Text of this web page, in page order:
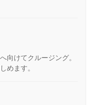
向けてクルージング。
めます。